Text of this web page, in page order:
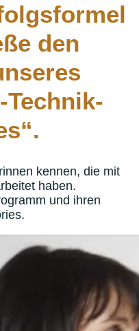
den
Technik-
kennen, die mit
haben.
und ihren